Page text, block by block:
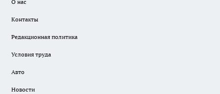
О нас
Контакты
Редакционная политика
Условия труда
Авто
Новости